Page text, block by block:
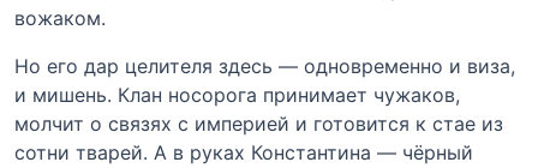
вожаком.
Но его дар целителя здесь — одновременно и виза,
и мишень. Клан носорога принимает чужаков,
молчит о связях с империей и готовится к стае из
сотни тварей. А в руках Константина — чёрный